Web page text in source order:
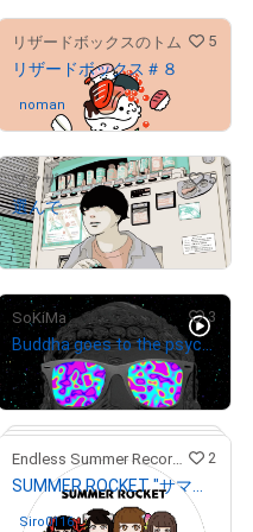
リザードボックスのトム 5
リザードボックス＃８
noman さんが保有中
フクザワ 5
選んで
販売期間外
SoKiMa 3
Buddha goes to the psychedelic party
19,800
Endless Summer Records 2
SUMMER ROCKET "サマロケクエスト" NFT-ICON
Siro0116さんが保有中